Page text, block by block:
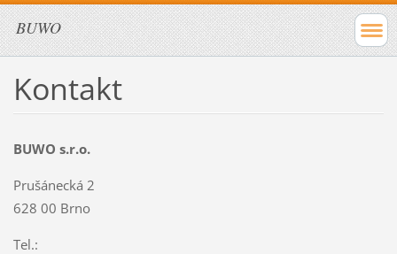
BUWO
Kontakt
BUWO s.r.o.
Prušánecká 2
628 00 Brno
Tel.: